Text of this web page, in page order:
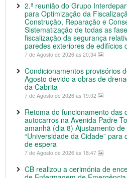
2.ª reunião do Grupo
para Optimização da
Construção, Reparação e
Sistematização de todas as
fiscalização da segurança
paredes exteriores de edifícios
7 de Agosto de 2026 às 20:34
Condicionamentos provisórios
Agosto devido a obras de
da Cabrita
7 de Agosto de 2026 às 19:02
Retoma do funcionamento das
autocarros na Avenida Padre
amanhã (dia 8) Ajustamento
“Universidade da Cidade”
de espera
7 de Agosto de 2026 às 18:47
CB realizou a cerimónia de